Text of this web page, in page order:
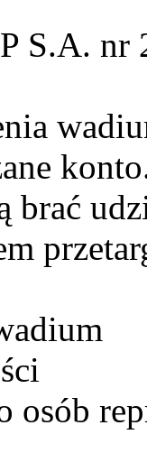
S.A. nr
brać
osób